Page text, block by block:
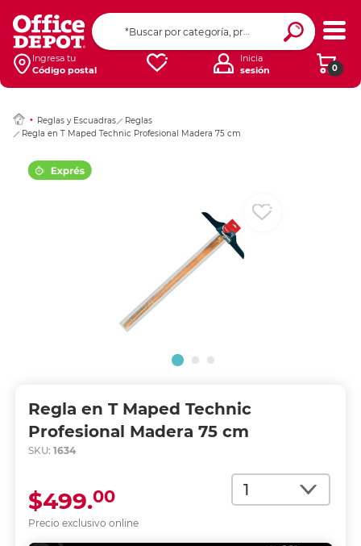
Ingresa tu
Código postal
0
Inicia
sesión
Reglas y Escuadras
Reglas
Regla en T Maped Technic Profesional Madera 75 cm
Regla en T Maped Technic
Profesional Madera 75 cm
SKU: 1634
Cantidad
Precio exclusivo online
$499.00
Ingresar Codigo